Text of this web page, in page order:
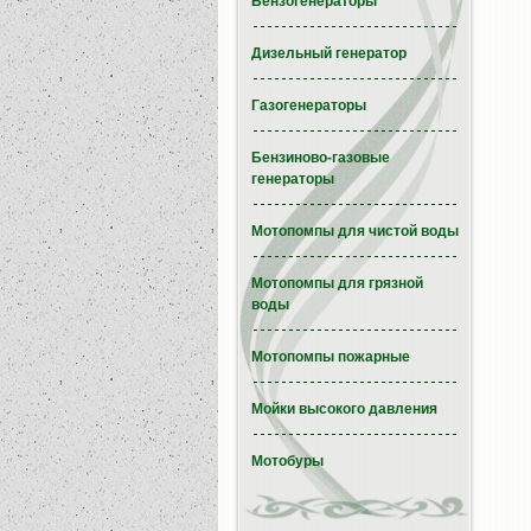
Дизельный генератор
Газогенераторы
Бензиново-газовые
генераторы
Мотопомпы для чистой воды
Мотопомпы для грязной
воды
Мотопомпы пожарные
Мойки высокого давления
Мотобуры